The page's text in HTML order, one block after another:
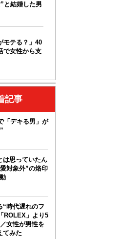
と結婚した男
モテる？」40
で女性から支
記事
「デキる男」が
は思っていたん
対象外”の烙印
“時代遅れのフ
ROLEX」より5
女性が男性を
てみた